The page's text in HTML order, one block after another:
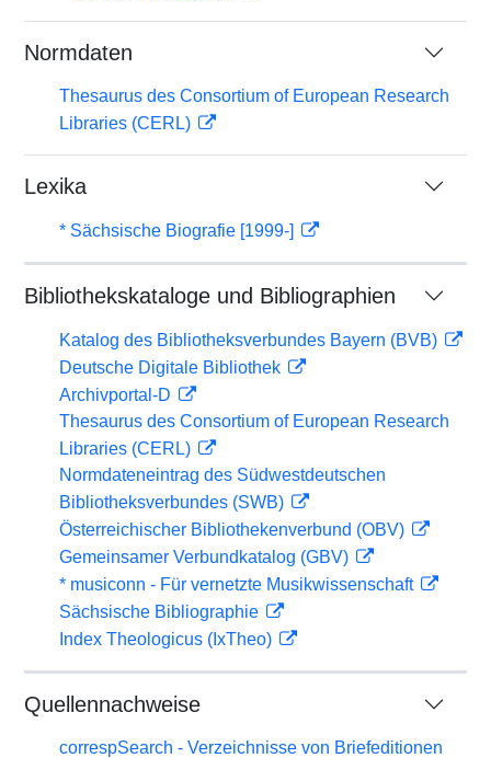
Normdaten
Thesaurus des Consortium of European Research
Libraries (CERL)
Lexika
* Sächsische Biografie [1999-]
Bibliothekskataloge und Bibliographien
Katalog des Bibliotheksverbundes Bayern (BVB)
Deutsche Digitale Bibliothek
Archivportal-D
Thesaurus des Consortium of European Research
Libraries (CERL)
Normdateneintrag des Südwestdeutschen
Bibliotheksverbundes (SWB)
Österreichischer Bibliothekenverbund (OBV)
Gemeinsamer Verbundkatalog (GBV)
* musiconn - Für vernetzte Musikwissenschaft
Sächsische Bibliographie
Index Theologicus (IxTheo)
Quellennachweise
correspSearch - Verzeichnisse von Briefeditionen